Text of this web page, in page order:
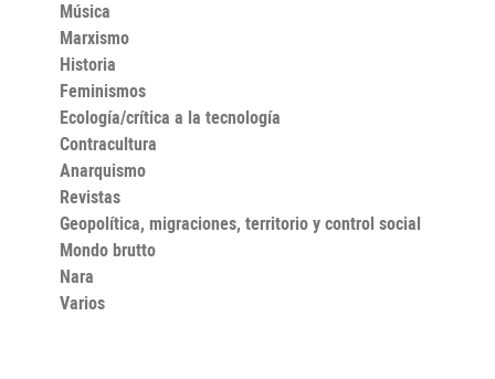
Música
Marxismo
Historia
Feminismos
Ecología/crítica a la tecnología
Contracultura
Anarquismo
Revistas
Geopolítica, migraciones, territorio y control social
Mondo brutto
Nara
Varios